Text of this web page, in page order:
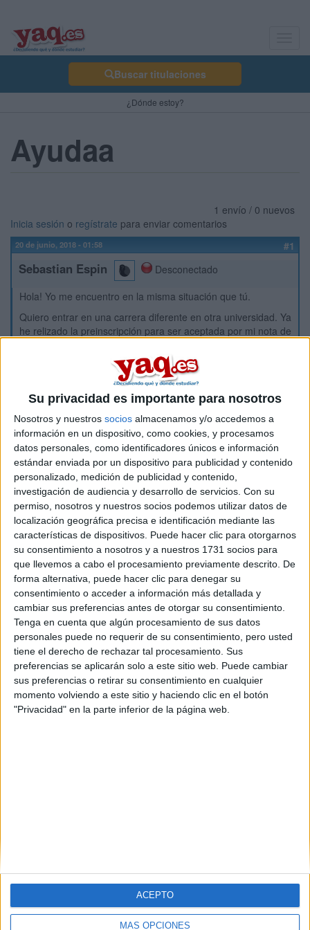
Su privacidad es importante para nosotros
Nosotros y nuestros socios almacenamos y/o accedemos a
información en un dispositivo, como cookies, y procesamos
datos personales, como identificadores únicos e información
estándar enviada por un dispositivo para publicidad y contenido
personalizado, medición de publicidad y contenido,
investigación de audiencia y desarrollo de servicios. Con su
permiso, nosotros y nuestros socios podemos utilizar datos de
localización geográfica precisa e identificación mediante las
características de dispositivos. Puede hacer clic para otorgarnos
su consentimiento a nosotros y a nuestros 1731 socios para
que llevemos a cabo el procesamiento previamente descrito. De
forma alternativa, puede hacer clic para denegar su
consentimiento o acceder a información más detallada y
cambiar sus preferencias antes de otorgar su consentimiento.
Tenga en cuenta que algún procesamiento de sus datos
personales puede no requerir de su consentimiento, pero usted
tiene el derecho de rechazar tal procesamiento. Sus
preferencias se aplicarán solo a este sitio web. Puede cambiar
sus preferencias o retirar su consentimiento en cualquier
momento volviendo a este sitio y haciendo clic en el botón
"Privacidad" en la parte inferior de la página web.
MÁS OPCIONES
ACEPTO
Buscar titulaciones
¿Dónde estoy?
Ayudaa
1 envío / 0 nuevos
Inicia sesión o regístrate para enviar comentarios
20 de junio, 2018 - 01:58 #1
Sebastian Espin
Desconectado
Hola! Yo me encuentro en la misma situación que tú.
Quiero entrar en una carrera diferente en otra universidad. Ya
he relizado la preinscripción para ser aceptada por mi nota de
tengo que hacer el traslado de expediente. ¿qué pasa si
empiezo la nueva carrera sin haber cerrado mi expediente en
Todo esto viene a que el plazo para realizar el traslado de
expediente finaliza en julio, y yo aun tengo recuperaciones en
septiembre par poder tener los 30 creditos.
Resumiendo: ¿Puedo entrar a la nueva carrera siendo
aceptada por mi nota de acceso sin realizar el traslado de
expediente?
Muchas gracias.
Inicio
Etiquetas: La universidad - un mundo